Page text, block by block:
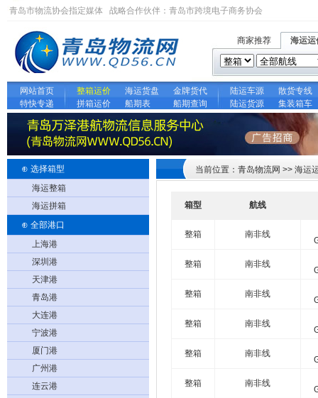
青岛市物流协会指定媒体 战略合作伙伴： 青岛市跨境电子商务协会
商家推荐 海运运
网站首页 整箱运价 海运货盘 金牌货代 陆运车源
散货专线
特快专递
拼箱运价 船期表 船期查询 陆运货源 集装箱车
⊕ 选择箱型
海运整箱
海运拼箱
⊕ 全部港口
上海港
深圳港
天津港
青岛港
大连港
宁波港
厦门港
广州港
连云港
当前位置：青岛物流网 >> 海运
箱型 航线
整箱 南非线
整箱 南非线
整箱 南非线
整箱 南非线
整箱 南非线
整箱 南非线